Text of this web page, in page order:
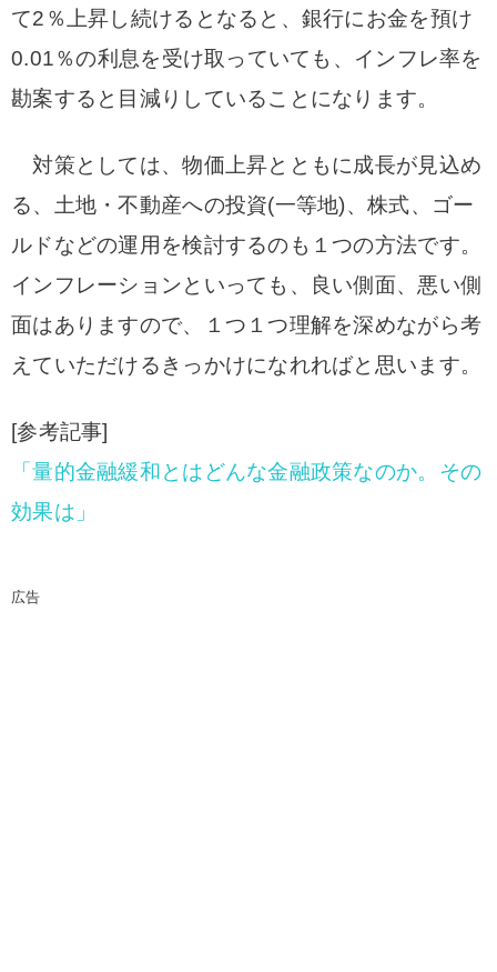
て2％上昇し続けるとなると、銀行にお金を預け
0.01％の利息を受け取っていても、インフレ率を
勘案すると目減りしていることになります。
対策としては、物価上昇とともに成長が見込め
る、土地・不動産への投資(一等地)、株式、ゴー
ルドなどの運用を検討するのも１つの方法です。
インフレーションといっても、良い側面、悪い側
面はありますので、１つ１つ理解を深めながら考
えていただけるきっかけになれればと思います。
[参考記事]
「量的金融緩和とはどんな金融政策なのか。その
効果は」
広告